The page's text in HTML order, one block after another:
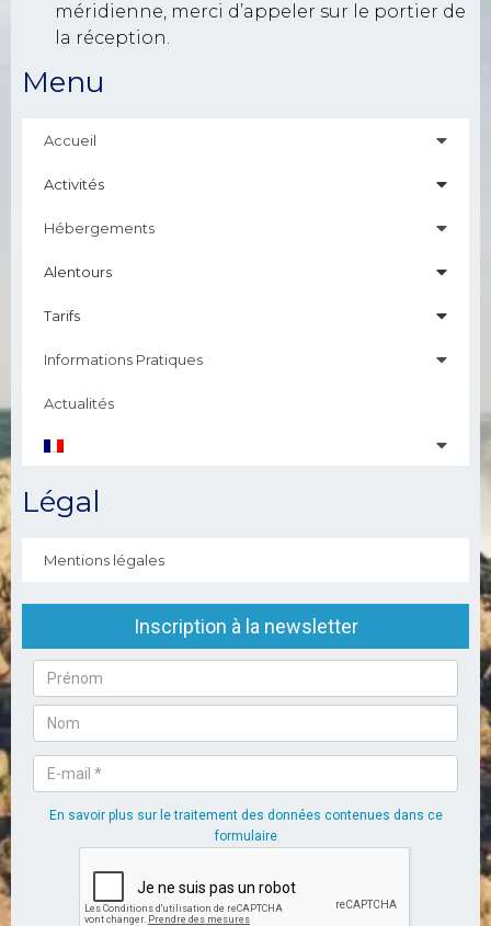
méridienne, merci d’appeler sur le portier de
la réception.
Menu
Accueil
Activités
Hébergements
Alentours
Tarifs
Informations Pratiques
Actualités
Légal
Mentions légales